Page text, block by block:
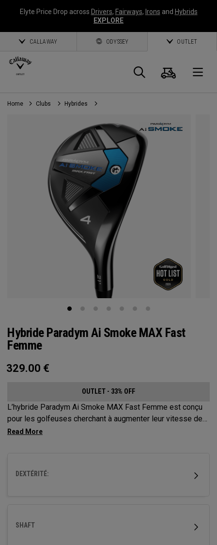
Elyte Price Drop across Drivers, Fairways, Irons and Hybrids
EXPLORE
CALLAWAY ODYSSEY OUTLET
Panier
Home Clubs Hybrides
Hybride Paradym Ai Smoke MAX Fast
Femme
329.00 €
OUTLET - 33% OFF
L’hybride Paradym Ai Smoke MAX Fast Femme est conçu
pour les golfeuses cherchant à augmenter leur vitesse de
swing et améliorer le départ de balle et le spin pour obtenir
DEXTÉRITÉ:
SHAFT